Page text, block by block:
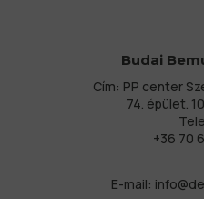
Budai
Cím: PP center
74. épület.
+36 70
E-mail: